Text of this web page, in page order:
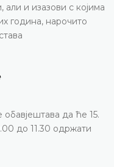
али и изазови с којима
година, нарочито
да ће 15.
до 11.30 одржати